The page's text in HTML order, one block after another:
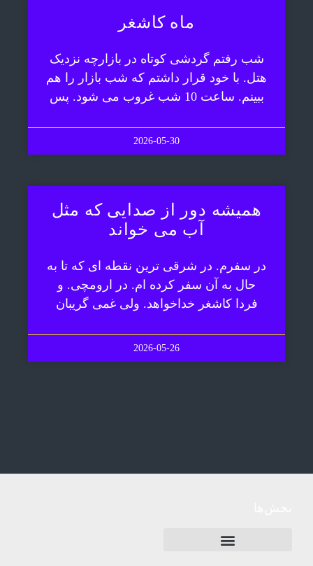
ماه کاشغر
شب رفتم گردشی کوتاه در بازارچه نزدیک
هتل. با خود قرار داشتم که شب بازار را هم
ببینم. ساعت 10 شب غروب می شود. پس
2026-05-30
همیشه دور از صدایی که مثل
آب می خواند
در سفرم. در شرقی ترین نقطه ای که تا به
حال به آن سفر کرده ام. در ارومچی. و
فردا کاشغر خداخواهد. ولی غمی گریبان
2026-05-26